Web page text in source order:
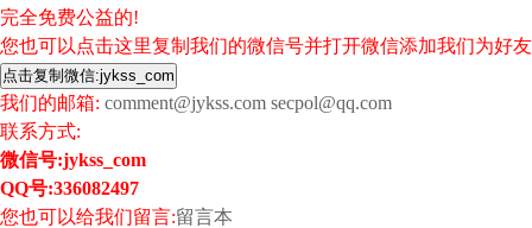
完全免费公益的!
您也可以点击这里复制我们的微信号并打开微信添加我们为好友
我们的邮箱: comment@jykss.com secpol@qq.com
联系方式:
微信号:jykss_com
QQ号:336082497
您也可以给我们留言:留言本